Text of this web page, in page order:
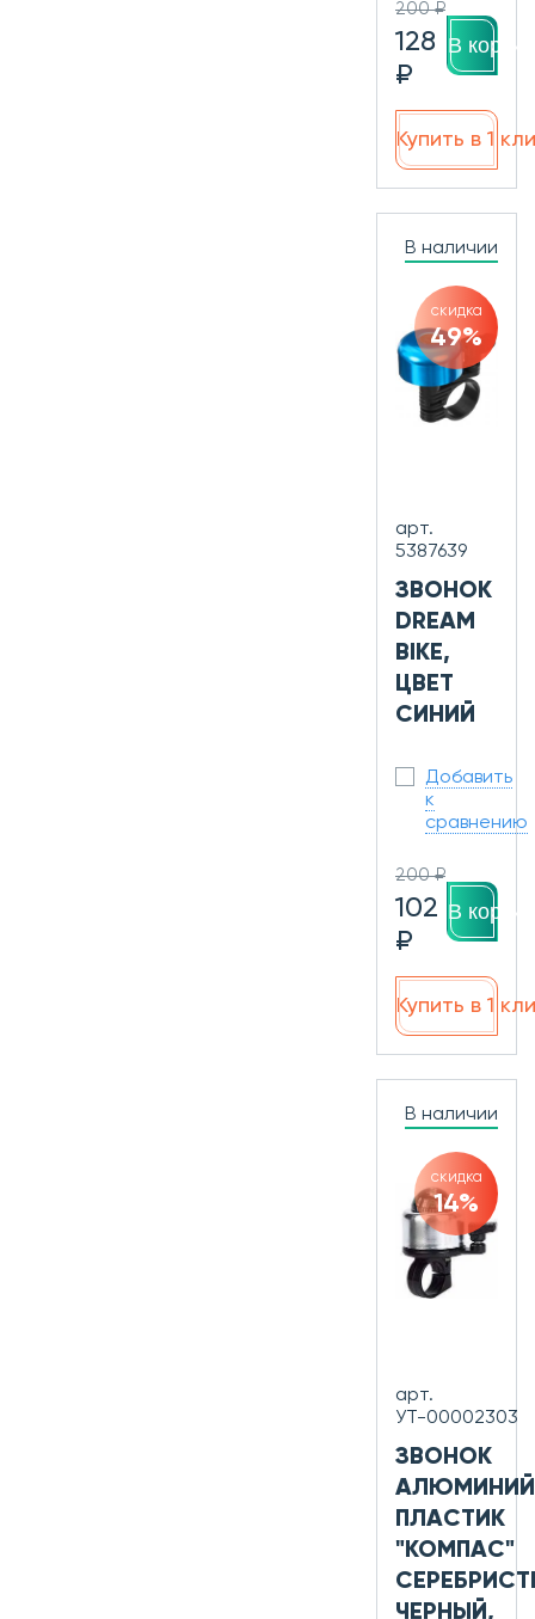
200 ₽
128
₽
В
Купить в 1
В наличии
скидка
49%
арт.
5387639
ЗВОНОК
DREAM
BIKE,
ЦВЕТ
СИНИЙ
Добавить
к
сравнению
200 ₽
102
₽
В
Купить в 1
В наличии
скидка
14%
арт.
УТ-00002303
ЗВОНОК
ПЛАСТИК
"КОМПАС"
ЧЕРНЫЙ,